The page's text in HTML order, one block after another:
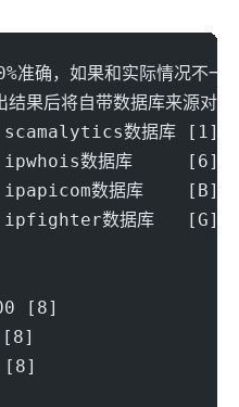
准确，如果和实际情况不一
结果后将自带数据库来源对应
数据库
ipwhois数据库
数据库
数据库
[8]
[8]
[8]